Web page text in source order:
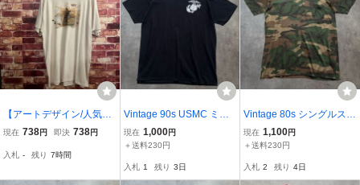
【アートデザイン/人気フ
ラワー】DELTA デルタ 古
ー ベージュ 花柄 フラワ
現在 738円 即決 738円
入札 - 残り 7時間
Vintage 90s USMC ミリ
タリー Tシャツ ヴィンテ
ージ ビンテージ ブラック
ングルステッチ US NAVY
現在 1,000円
＋送料230円
入札 1 残り 3日
Vintage 80s シングルステ
ッチ ウッドランドカモ ポ
ケット Tシャツ 迷彩 ヴィ
フラ 検 90s USA製 ARMY
現在 1,100円
＋送料230円
入札 2 残り 4日